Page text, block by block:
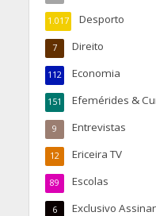
Desporto
1.017
Direito
7
Economia
112
Efemérides &
151
Entrevistas
9
Ericeira TV
12
Escolas
89
Exclusivo
6